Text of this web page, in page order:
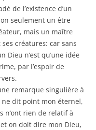
de l’existence d’un
seulement un être
mais un maître
créatures: car sans
Dieu n’est qu’une idée
par l’espoir de
remarque singulière à
ne dit point mon éternel,
n’ont rien de relatif à
on doit dire mon Dieu,